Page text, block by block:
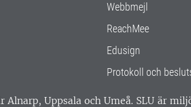
Webbmejl
ReachMee
Edusign
Protokoll och
Uppsala och Umeå. SLU är